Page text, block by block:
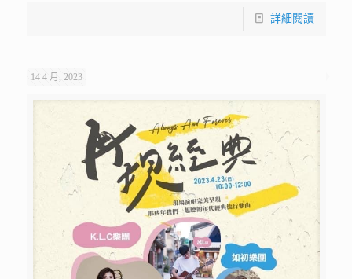
詳細閱讀
14 4 月, 2023